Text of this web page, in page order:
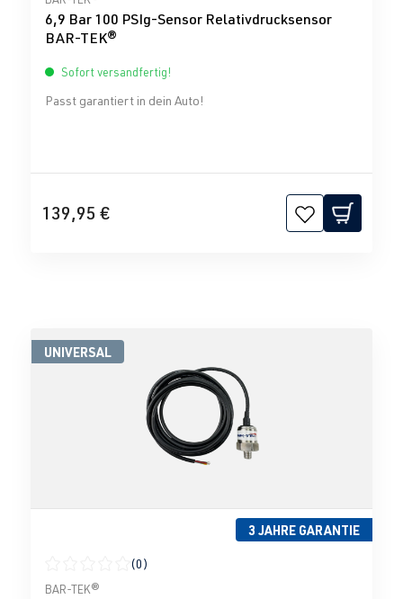
6,9 Bar 100 PSIg-Sensor Relativdrucksensor
BAR-TEK®
Sofort versandfertig!
Passt garantiert in dein Auto!
139,95 €
UNIVERSAL
3 JAHRE GARANTIE
Durchschnittliche Bewertung von 0 von 5 Sternen
(0)
BAR-TEK®